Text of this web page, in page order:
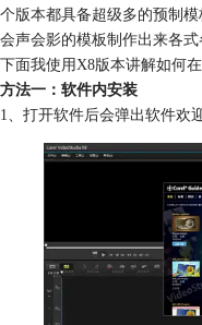
个版本都具备超级多的预制
会声会影的模板制作出来各式
下面我使用X8版本讲解如何
方法一：软件内安装
1、打开软件后会弹出软件欢